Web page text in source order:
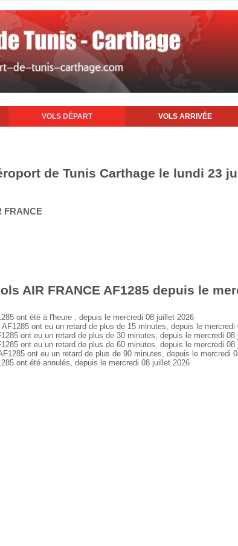
VOLS DÉPART VOLS ARRIVÉE
de Tunis Carthage le lundi 23
FRANCE
AIR FRANCE AF1285 depuis le
ont été à l'heure , depuis le mercredi 08 juillet 2026
ont eu un retard de plus de 15 minutes, depuis le mercredi
ont eu un retard de plus de 30 minutes, depuis le mercredi 08
ont eu un retard de plus de 60 minutes, depuis le mercredi 08
ont eu un retard de plus de 90 minutes, depuis le mercredi
ont été annulés, depuis le mercredi 08 juillet 2026